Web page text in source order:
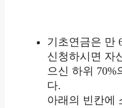
기초연금은 만
신청하시면 자
으신 하위 70%
다.
아래의 빈칸에